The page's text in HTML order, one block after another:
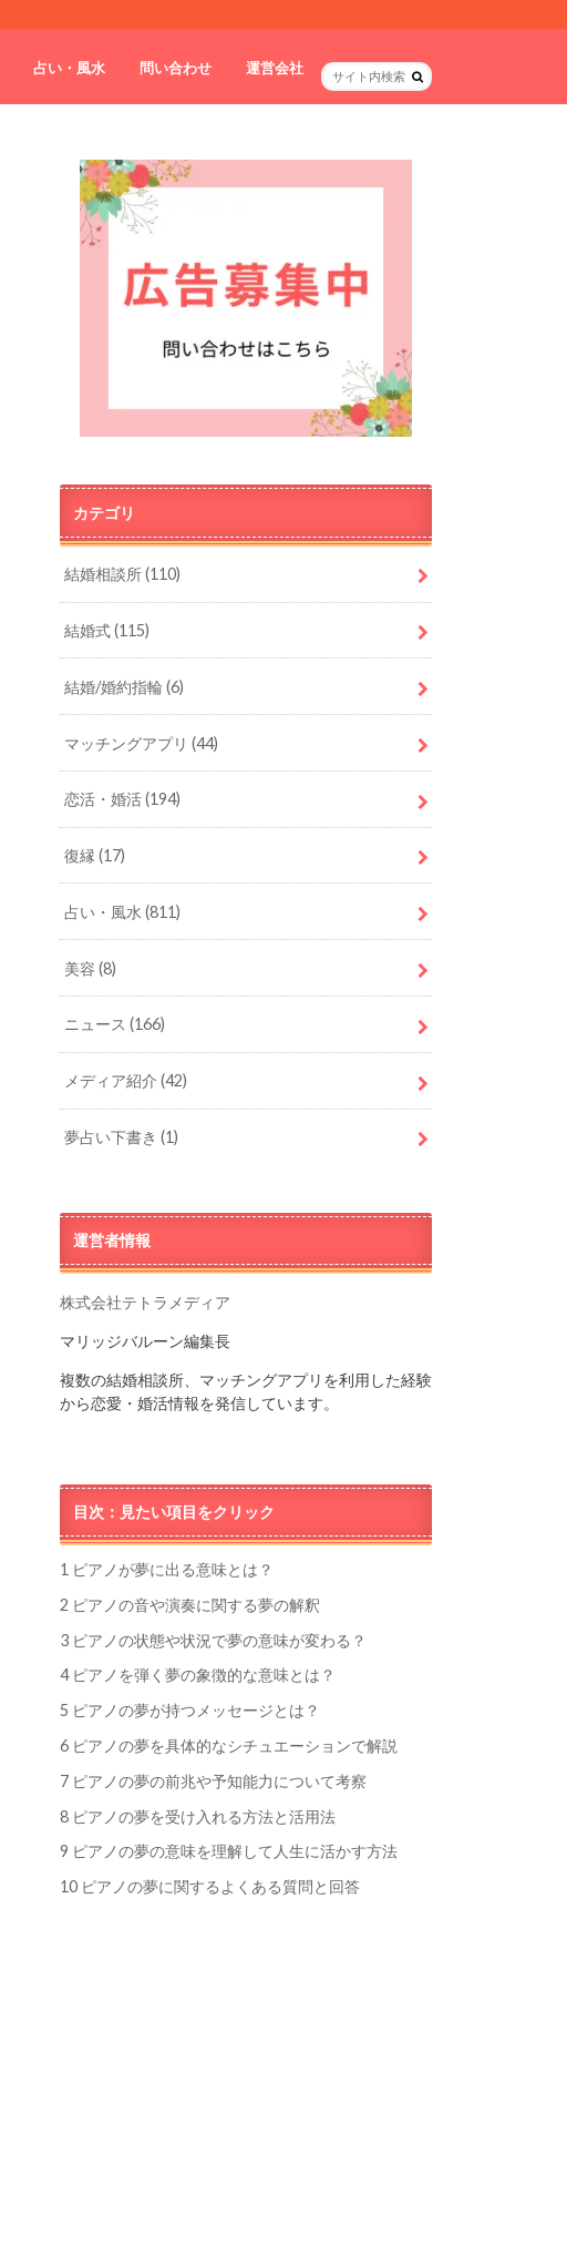
占い・風水 問い合わせ 運営会社
カテゴリ
結婚相談所(110)
結婚式(115)
結婚/婚約指輪(6)
マッチングアプリ(44)
恋活・婚活(194)
復縁(17)
占い・風水(811)
美容(8)
ニュース(166)
メディア紹介(42)
夢占い下書き(1)
運営者情報
株式会社テトラメディア
マリッジバルーン編集長
複数の結婚相談所、マッチングアプリを利用した経験
から恋愛・婚活情報を発信しています。
目次：見たい項目をクリック
1 ピアノが夢に出る意味とは？
2 ピアノの音や演奏に関する夢の解釈
3 ピアノの状態や状況で夢の意味が変わる？
4ピアノを弾く夢の象徴的な意味とは？
5 ピアノの夢が持つメッセージとは？
6 ピアノの夢を具体的なシチュエーションで解説
7 ピアノの夢の前兆や予知能力について考察
8 ピアノの夢を受け入れる方法と活用法
9 ピアノの夢の意味を理解して人生に活かす方法
10 ピアノの夢に関するよくある質問と回答